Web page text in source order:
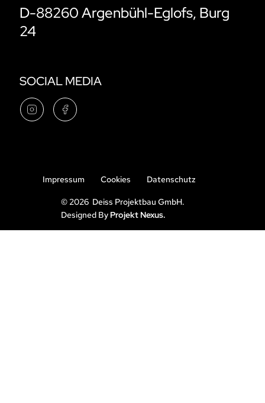
D-88260 Argenbühl-Eglofs, Burg
24
SOCIAL MEDIA
© 2026 Deiss Projektbau GmbH.
Designed By Projekt Nexus.
Impressum Cookies Datenschutz